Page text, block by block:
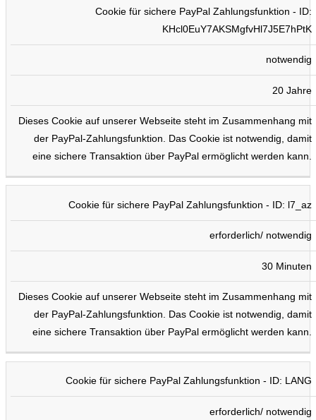
Cookie für sichere PayPal Zahlungsfunktion - ID:
KHcl0EuY7AKSMgfvHl7J5E7hPtK
notwendig
20 Jahre
Dieses Cookie auf unserer Webseite steht im Zusammenhang mit
der PayPal-Zahlungsfunktion. Das Cookie ist notwendig, damit
eine sichere Transaktion über PayPal ermöglicht werden kann.
Cookie für sichere PayPal Zahlungsfunktion - ID: l7_az
erforderlich/ notwendig
30 Minuten
Dieses Cookie auf unserer Webseite steht im Zusammenhang mit
der PayPal-Zahlungsfunktion. Das Cookie ist notwendig, damit
eine sichere Transaktion über PayPal ermöglicht werden kann.
Cookie für sichere PayPal Zahlungsfunktion - ID: LANG
erforderlich/ notwendig